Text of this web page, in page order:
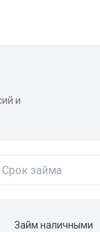
и
Займ наличными